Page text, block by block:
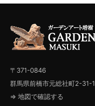
〒371-0846
群馬県前橋市元総社町2-31-1
⇒ 地図で確認する